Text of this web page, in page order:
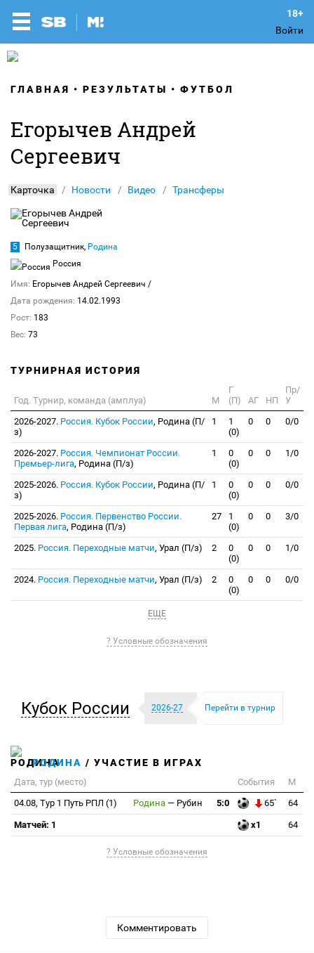
Войти
ГЛАВНАЯ РЕЗУЛЬТАТЫ ФУТБОЛ
Егорычев Андрей
Сергеевич
Карточка Новости Видео Трансферы
5 Полузащитник, Родина
Россия
Имя: Егорычев Андрей Сергеевич /
Дата рождения: 14.02.1993
Рост: 183
Вес: 73
ТУРНИРНАЯ ИСТОРИЯ
Год. Турнир, команда (амплуа) М
Г
(П)
АГ НП
Пр/
У
2026-2027. Россия. Кубок России, Родина (П/
з)
1
1
(0)
0 0 0/0
2026-2027. Россия. Чемпионат России.
Премьер-лига, Родина (П/з)
1
0
(0)
0 0 1/0
2025-2026. Россия. Кубок России, Родина (П/
з)
1
0
(0)
0 0 0/0
2025-2026. Россия. Первенство России.
Первая лига, Родина (П/з)
27
1
(0)
0 0 3/0
2025. Россия. Переходные матчи, Урал (П/з) 2
0
(0)
0 0 1/0
2024. Россия. Переходные матчи, Урал (П/з) 2
0
(0)
0 0 0/0
ЕЩЕ
? Условные обозначения
Кубок России 2026-27 Перейти в турнир
РОДИНА / УЧАСТИЕ В ИГРАХ
Дата, тур (место) События
М
04.08, Тур 1 Путь РПЛ (1)
Родина — Рубин 5:0 65` 64
Матчей: 1 x1 64
? Условные обозначения
Комментировать